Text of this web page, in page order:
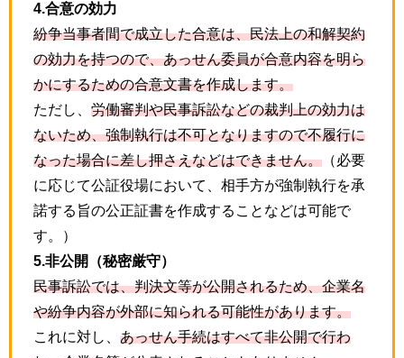
4.合意の効力
紛争当事者間で成立した合意は、民法上の和解契約
の効力を持つので、あっせん委員が合意内容を明ら
かにするための合意文書を作成します。
ただし、 労働審判や民事訴訟などの裁判上の効力は
ないため、強制執行は不可となりますので不履行に
なった場合に差し押さえなどはできません。 （必要
に応じて公証役場において、相手方が強制執行を承
諾する旨の公正証書を作成することなどは可能で
す。）
5.非公開（秘密厳守）
民事訴訟では、判決文等が公開されるため、企業名
や紛争内容が外部に知られる可能性があります。
これに対し、 あっせん手続はすべて非公開で行わ